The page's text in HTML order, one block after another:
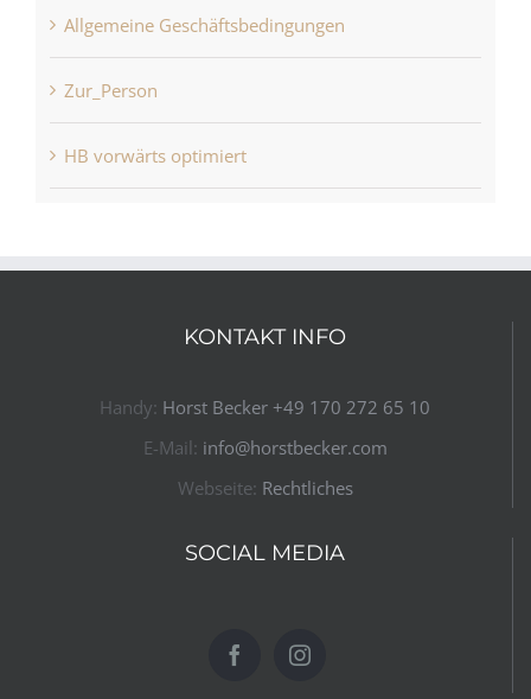
Allgemeine Geschäftsbedingungen
Zur_Person
HB vorwärts optimiert
KONTAKT INFO
Handy: Horst Becker ​+49 170 272 65 10​
E-Mail: info@horstbecker.com
Webseite: Rechtliches
SOCIAL MEDIA